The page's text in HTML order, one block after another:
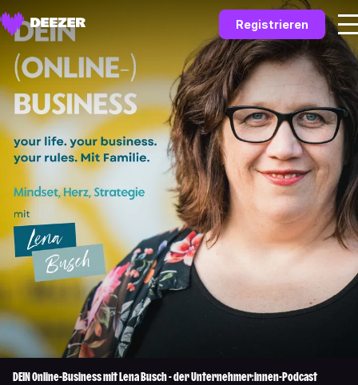
Registrieren
DEIN Online-Business mit Lena Busch - der Unternehmer:innen-Podcast